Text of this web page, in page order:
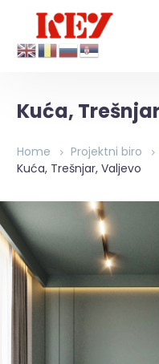
Kuća,
Home Projektni biro
Kuća, Trešnjar, Valjevo